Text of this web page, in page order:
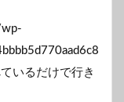
いるだけで行き